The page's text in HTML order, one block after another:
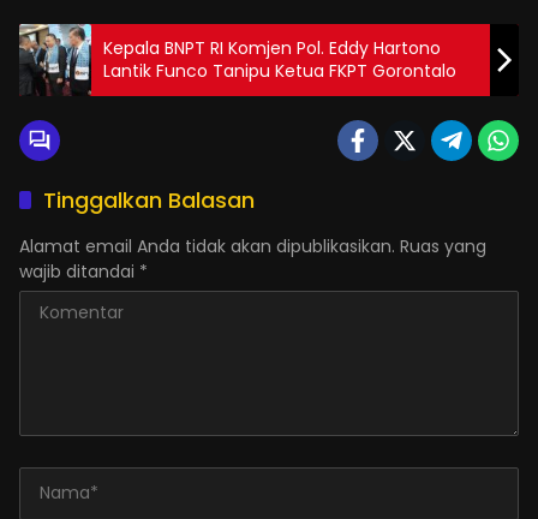
Kepala BNPT RI Komjen Pol. Eddy Hartono
Lantik Funco Tanipu Ketua FKPT Gorontalo
Tinggalkan Balasan
Alamat email Anda tidak akan dipublikasikan. Ruas yang
wajib ditandai *